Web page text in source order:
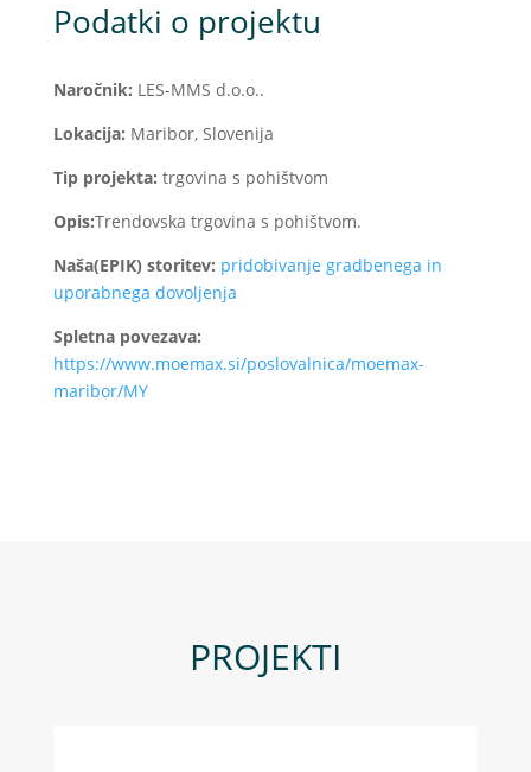
Podatki o projektu
Naročnik: LES-MMS d.o.o..
Lokacija: Maribor, Slovenija
Tip projekta: trgovina s pohištvom
Opis:Trendovska trgovina s pohištvom.
Naša(EPIK) storitev: pridobivanje gradbenega in
uporabnega dovoljenja
Spletna povezava:
https://www.moemax.si/poslovalnica/moemax-
maribor/MY
PROJEKTI